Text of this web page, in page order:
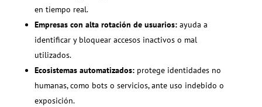
en tiempo real.
Empresas con alta rotación de usuarios:ayuda a
identificar y bloquear accesos inactivos o mal
utilizados.
Ecosistemas automatizados:protege identidades no
humanas, como bots o servicios, ante uso indebido o
exposición.